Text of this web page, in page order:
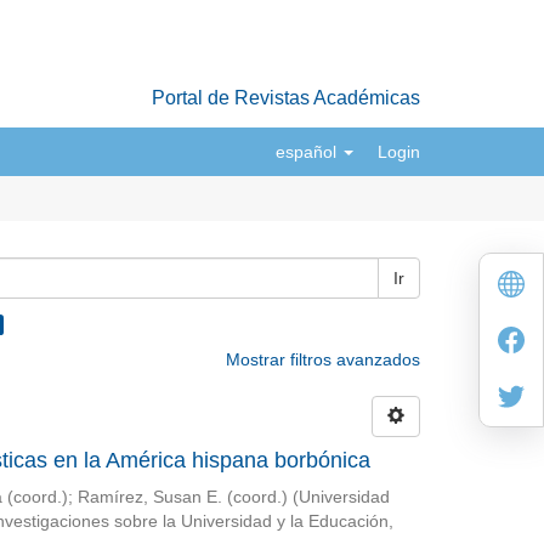
Portal de Revistas Académicas
español Login
Ir
Mostrar filtros avanzados
en la América hispana borbónica
(coord.); Ramírez, Susan E. (coord.) (Universidad
sobre la Universidad y la Educación,